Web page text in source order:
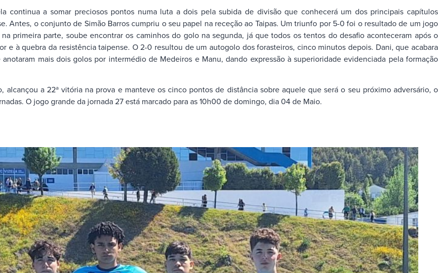
continua a somar preciosos pontos numa luta a dois pela subida de divisão que conhecerá um dos principais capítulos
Antes, o conjunto de Simão Barros cumpriu o seu papel na receção ao Taipas. Um triunfo por 5-0 foi o resultado de um jogo
primeira parte, soube encontrar os caminhos do golo na segunda, já que todos os tentos do desafio aconteceram após o
e à quebra da resistência taipense. O 2-0 resultou de um autogolo dos forasteiros, cinco minutos depois. Dani, que acabara
mais dois golos por intermédio de Medeiros e Manu, dando expressão à superioridade evidenciada pela formação
a 22ª vitória na prova e manteve os cinco pontos de distância sobre aquele que será o seu próximo adversário, o
O jogo grande da jornada 27 está marcado para as 10h00 de domingo, dia 04 de Maio.